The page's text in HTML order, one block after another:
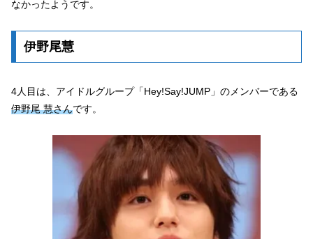
なかったようです。
伊野尾慧
4人目は、アイドルグループ「Hey!Say!JUMP」のメンバーである
伊野尾 慧さんです。